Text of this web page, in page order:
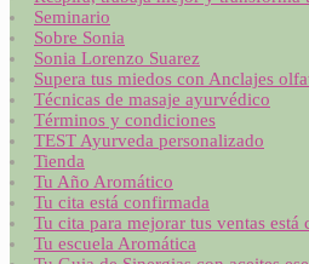
Seminario
Sobre Sonia
Sonia Lorenzo Suarez
Supera tus miedos con Anclajes
Técnicas de masaje ayurvédico
Términos y condiciones
TEST Ayurveda personalizado
Tienda
Tu Año Aromático
Tu cita está confirmada
Tu cita para mejorar tus ventas está
Tu escuela Aromática